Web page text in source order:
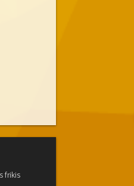
frikis